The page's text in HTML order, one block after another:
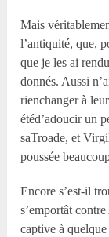
Mais
l’antiquité, que,
que je les ai
donnés. Aussi
rienchanger à
étéd’adoucir un
saTroade, et
poussée
Encore s’est-il
s’emportât
captive à quelque